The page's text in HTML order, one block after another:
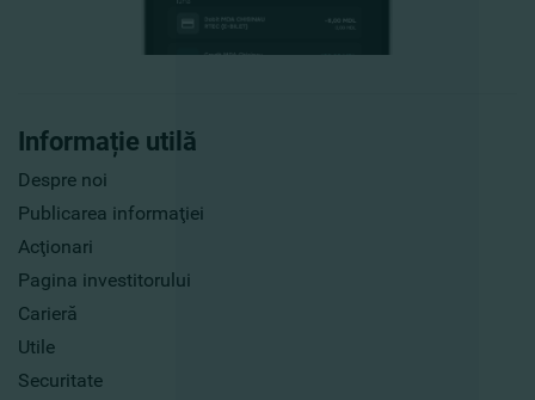
Informație utilă
Despre noi
Publicarea informaţiei
Acţionari
Pagina investitorului
Carieră
Utile
Securitate